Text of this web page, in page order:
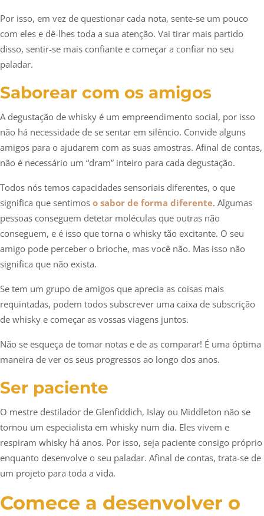
Por isso, em vez de questionar cada nota, sente-se um pouco
com eles e dê-lhes toda a sua atenção. Vai tirar mais partido
disso, sentir-se mais confiante e começar a confiar no seu
paladar.
Saborear com os amigos
A degustação de whisky é um empreendimento social, por isso
não há necessidade de se sentar em silêncio. Convide alguns
amigos para o ajudarem com as suas amostras. Afinal de contas,
não é necessário um “dram” inteiro para cada degustação.
Todos nós temos capacidades sensoriais diferentes, o que
significa que sentimos o sabor de forma diferente. Algumas
pessoas conseguem detetar moléculas que outras não
conseguem, e é isso que torna o whisky tão excitante. O seu
amigo pode perceber o brioche, mas você não. Mas isso não
significa que não exista.
Se tem um grupo de amigos que aprecia as coisas mais
requintadas, podem todos subscrever uma caixa de subscrição
de whisky e começar as vossas viagens juntos.
Não se esqueça de tomar notas e de as comparar! É uma óptima
maneira de ver os seus progressos ao longo dos anos.
Ser paciente
O mestre destilador de Glenfiddich, Islay ou Middleton não se
tornou um especialista em whisky num dia. Eles vivem e
respiram whisky há anos. Por isso, seja paciente consigo próprio
enquanto desenvolve o seu paladar. Afinal de contas, trata-se de
um projeto para toda a vida.
Comece a desenvolver o